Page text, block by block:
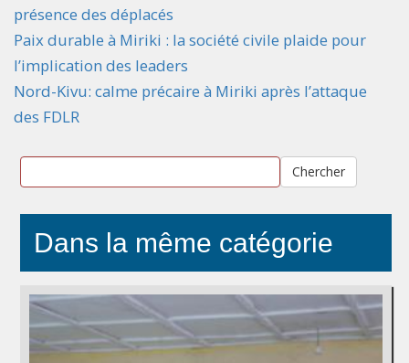
présence des déplacés
Paix durable à Miriki : la société civile plaide pour
l’implication des leaders
Nord-Kivu: calme précaire à Miriki après l’attaque
des FDLR
Chercher
Dans la même catégorie